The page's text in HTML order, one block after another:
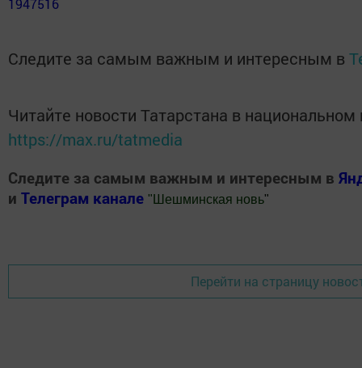
1947516
Следите за самым важным и интересным в
Читайте новости Татарстана в
https://max.ru/tatmedia
Следите за самым важным и интересным в
и Телеграм канале " Шешминская новь"
Перейти на страницу